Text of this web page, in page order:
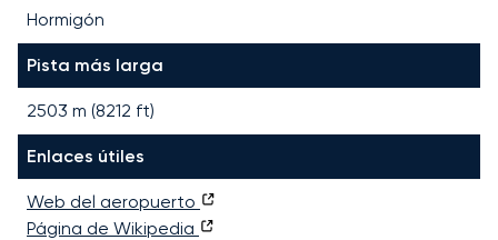
Hormigón
Pista más larga
2503 m (8212 ft)
Enlaces útiles
Web del aeropuerto
Página de Wikipedia